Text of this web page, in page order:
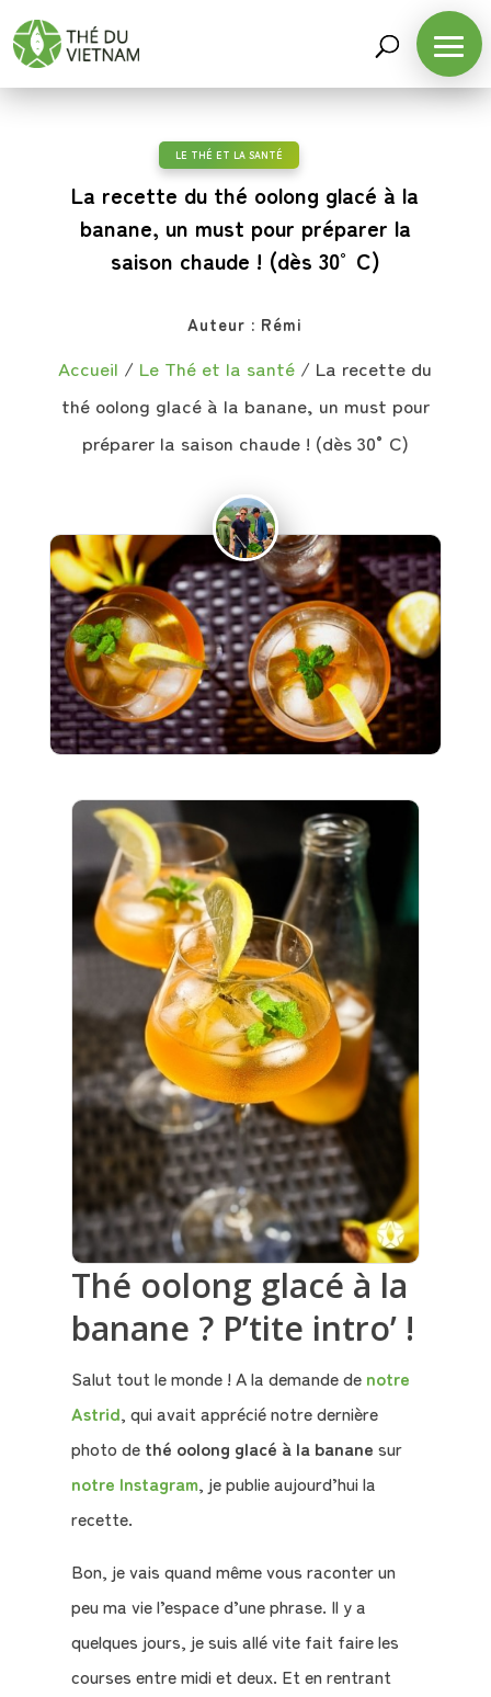
Qui
sommes-
nous
LE THÉ ET LA SANTÉ
La recette du thé oolong glacé à la
banane, un must pour préparer la
saison chaude ! (dès 30°C)
Auteur : Rémi
Accueil / Le Thé et la santé / La recette du
thé oolong glacé à la banane, un must pour
préparer la saison chaude ! (dès 30°C)
Thé oolong glacé à la
banane ? P’tite intro’ !
Salut tout le monde ! A la demande de notre
Astrid, qui avait apprécié notre dernière
photo de thé oolong glacé à la banane sur
notre Instagram, je publie aujourd’hui la
recette.
Bon, je vais quand même vous raconter un
peu ma vie l’espace d’une phrase. Il y a
quelques jours, je suis allé vite fait faire les
courses entre midi et deux. Et en rentrant